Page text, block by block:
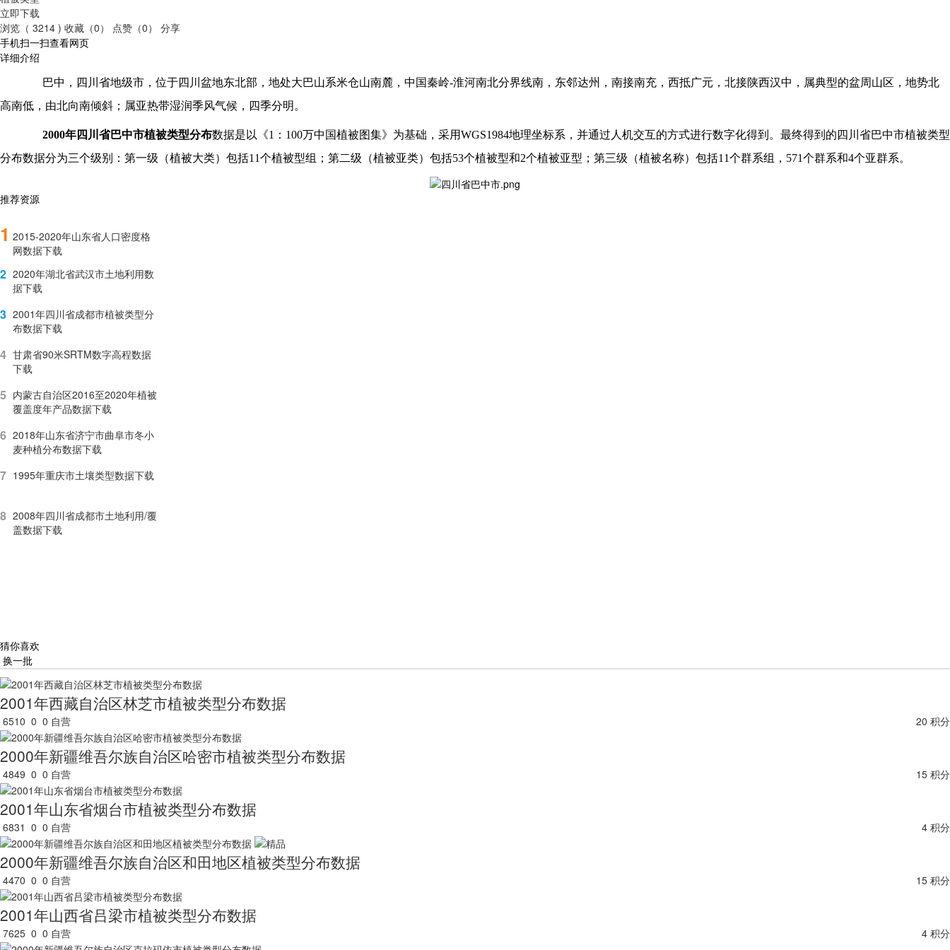
立即下载
浏览（ 3214 ) 收藏（0） 点赞（0）
分享
手机扫一扫查看网页
详细介绍
巴中，四川省地级市，位于四川盆地东北部，地处大巴山系米仓山南麓，中国秦岭-淮河南北分界线南，东邻达州，南接南充，西抵广元，北接陕西汉中，属典型的盆周山区，地势北
高南低，由北向南倾斜；属亚热带湿润季风气候，四季分明。
2000年四川省巴中市植被类型分布数据是以《1：100万中国植被图集》为基础，采用WGS1984地理坐标系，并通过人机交互的方式进行数字化得到。最终得到的 四川省巴中市植被类型
分布数据分为三个级别：第一级（植被大类）包括11个植被型组；第二级（植被亚类）包括53个植被型和2个植被亚型；第三级（植被名称）包括11个群系组，571个群系和4个亚群系。
推荐资源
1 2015-2020年山东省人口密度格
网数据下载
2 2020年湖北省武汉市土地利用数
据下载
3 2001年四川省成都市植被类型分
布数据下载
4 甘肃省90米SRTM数字高程数据
下载
5 内蒙古自治区2016至2020年植被
覆盖度年产品数据下载
6 2018年山东省济宁市曲阜市冬小
麦种植分布数据下载
7 1995年重庆市土壤类型数据下载
8 2008年四川省成都市土地利用/覆
盖数据下载
猜你喜欢
换一批
2001年西藏自治区林芝市植被类型分布数据
6510 0 0 自营 20 积分
2000年新疆维吾尔族自治区哈密市植被类型分布数据
4849 0 0 自营 15 积分
2001年山东省烟台市植被类型分布数据
6831 0 0 自营 4 积分
2000年新疆维吾尔族自治区和田地区植被类型分布数据
4470 0 0 自营 15 积分
2001年山西省吕梁市植被类型分布数据
7625 0 0 自营 4 积分